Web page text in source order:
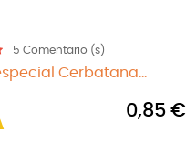
5 Comentario (s)
Cerbatana...
0,85 €